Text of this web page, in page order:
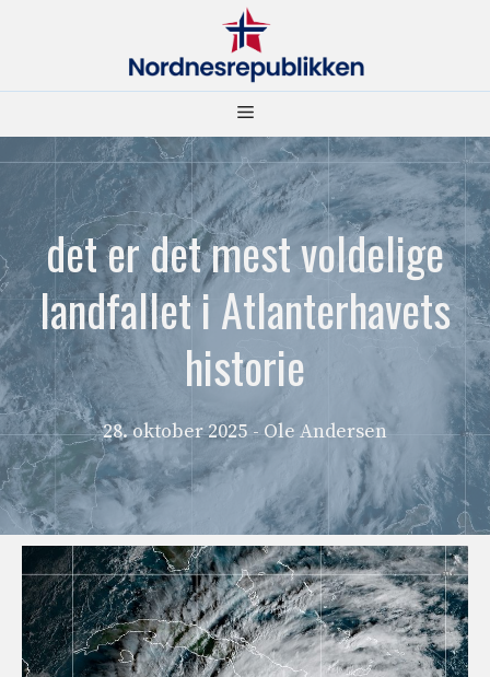
Meny
det er det mest voldelige
landfallet i Atlanterhavets
historie
28. oktober 2025 - Ole Andersen